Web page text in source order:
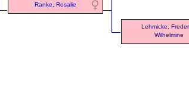
Ranke, Rosalie
Lehmicke,
Wilhelmine